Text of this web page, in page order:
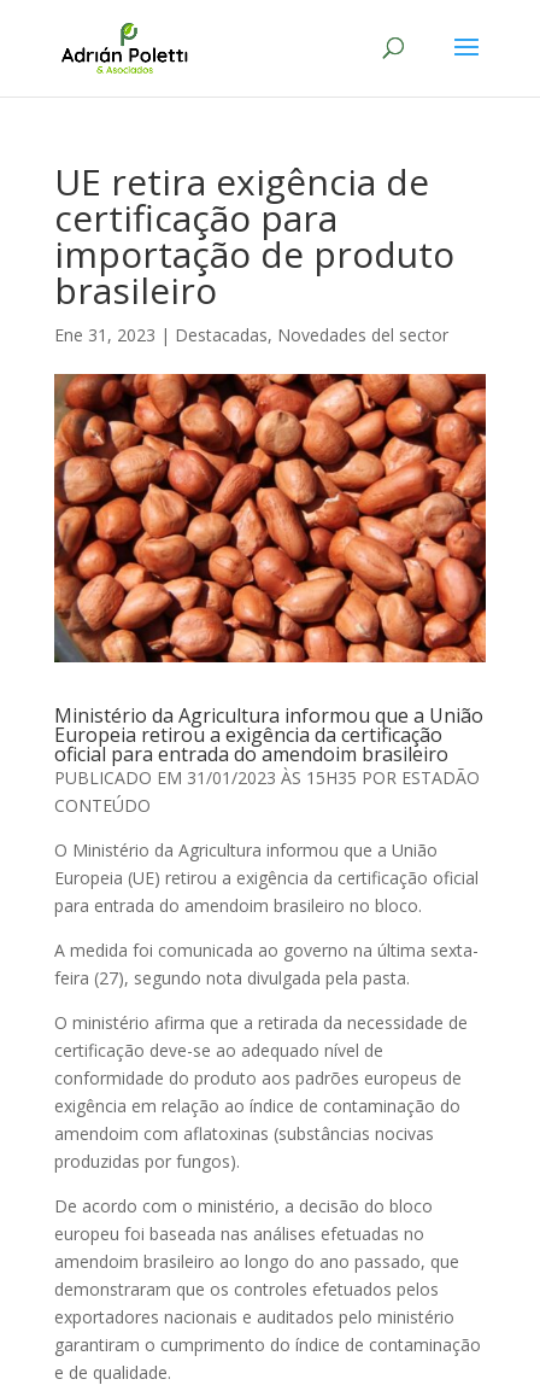
UE retira exigência de
certificação para
importação de produto
brasileiro
Ene 31, 2023 | Destacadas, Novedades del sector
Ministério da Agricultura informou que a União
Europeia retirou a exigência da certificação
oficial para entrada do amendoim brasileiro
PUBLICADO EM 31/01/2023 ÀS 15H35 POR ESTADÃO
CONTEÚDO
O Ministério da Agricultura informou que a União
Europeia (UE) retirou a exigência da certificação oficial
para entrada do amendoim brasileiro no bloco.
A medida foi comunicada ao governo na última sexta-
feira (27), segundo nota divulgada pela pasta.
O ministério afirma que a retirada da necessidade de
certificação deve-se ao adequado nível de
conformidade do produto aos padrões europeus de
exigência em relação ao índice de contaminação do
amendoim com aflatoxinas (substâncias nocivas
produzidas por fungos).
De acordo com o ministério, a decisão do bloco
europeu foi baseada nas análises efetuadas no
amendoim brasileiro ao longo do ano passado, que
demonstraram que os controles efetuados pelos
exportadores nacionais e auditados pelo ministério
garantiram o cumprimento do índice de contaminação
e de qualidade.